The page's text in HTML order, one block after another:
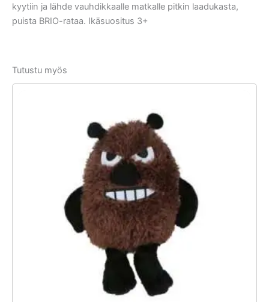
kyytiin ja lähde vauhdikkaalle matkalle pitkin laadukasta,
puista BRIO-rataa. Ikäsuositus 3+
Tutustu myös